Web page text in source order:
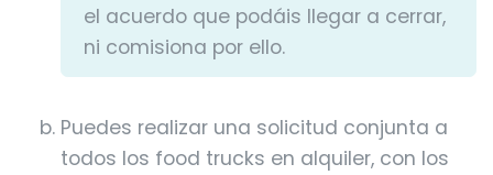
el acuerdo que podáis llegar a cerrar,
ni comisiona por ello.
Puedes realizar una solicitud conjunta a
todos los food trucks en alquiler, con los